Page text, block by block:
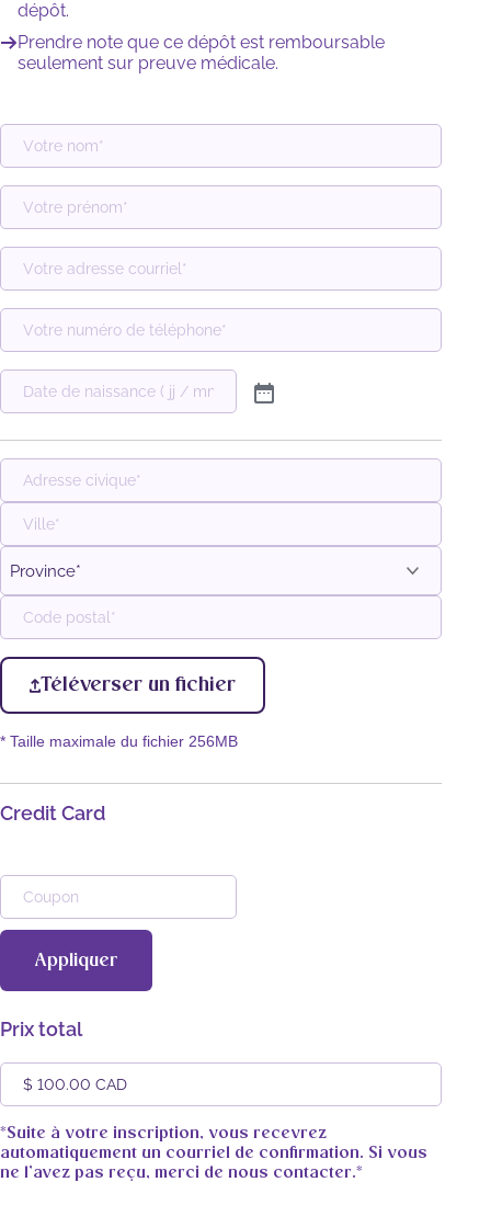
dépôt.
Prendre note que ce dépôt est remboursable
seulement sur preuve médicale.
Adresse
postale
Ville
Province
Code
postalTéléverser un fichier
* Taille maximale du fichier 256MB
Credit Card
Prix total
*Suite à votre inscription, vous recevrez
automatiquement un courriel de confirmation. Si vous
ne l’avez pas reçu, merci de nous contacter.*